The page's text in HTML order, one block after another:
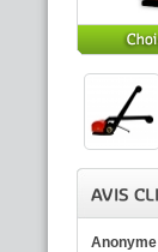
Anonyme